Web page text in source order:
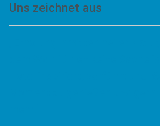
Uns zeichnet aus